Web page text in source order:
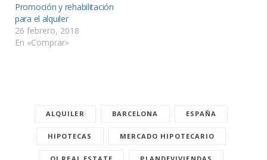
Promoción y rehabilitación
para el alquiler
26 febrero, 2018
En «Comprar»
ALQUILER BARCELONA ESPAÑA
HIPOTECAS MERCADO HIPOTECARIO